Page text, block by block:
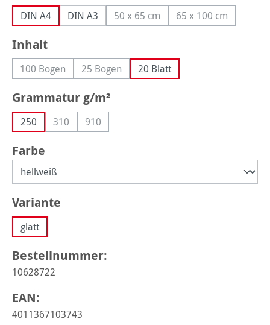
DIN A4 DIN A3 50 x 65 cm(Diese Option ist zurzeit nicht
65 x 100 cm(Diese Option ist
Inhaltauswählen
100 Bogen(Diese Option ist zurzeit nicht verfügbar.)
25 Bogen(Diese Option ist zurzeit nicht verfügbar.)
20 Blatt
Grammatur g/m²
250 310(Diese Option ist zurzeit nicht verfügbar.)
910(Diese Option ist zurzeit nicht verfügbar.)
Farbe
Variante
glatt
Bestellnummer:
10628722
EAN:
4011367103743